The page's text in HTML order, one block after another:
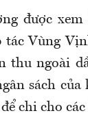
được
tác Vùng
thu ngoài
sách
chi cho